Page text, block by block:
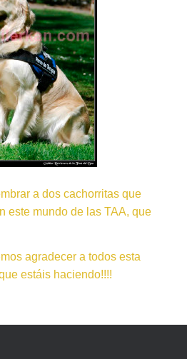
a dos cachorritas que
este mundo de las TAA, que
agradecer a todos esta
estáis haciendo!!!!